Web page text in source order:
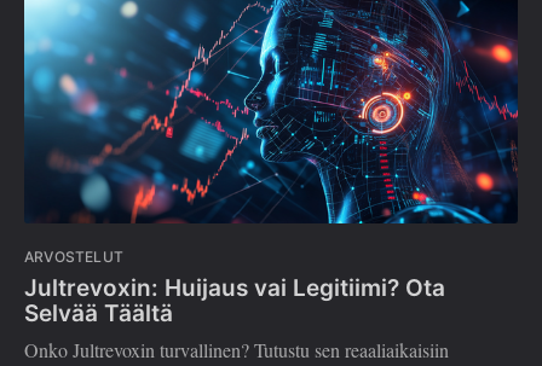
ARVOSTELUT
Jultrevoxin: Huijaus vai Legitiimi? Ota
Selvää Täältä
Onko Jultrevoxin turvallinen? Tutustu sen reaaliaikaisiin